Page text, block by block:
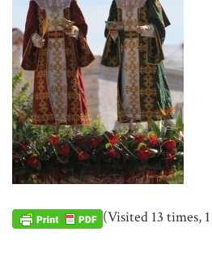
(Visited 13 times,